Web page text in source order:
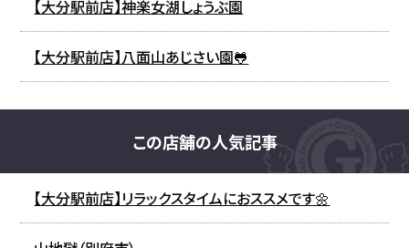
【大分駅前店】神楽女湖しょうぶ園
【大分駅前店】八面山あじさい園🐸
この店舗の人気記事
【大分駅前店】リラックスタイムにおススメです🌼